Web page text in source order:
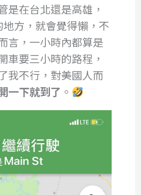
是在台北還是高雄，
方，就會覺得懶，不
言，一小時內都算是
車要三小時的路程，
我不行，對美國人而
一下就到了 。